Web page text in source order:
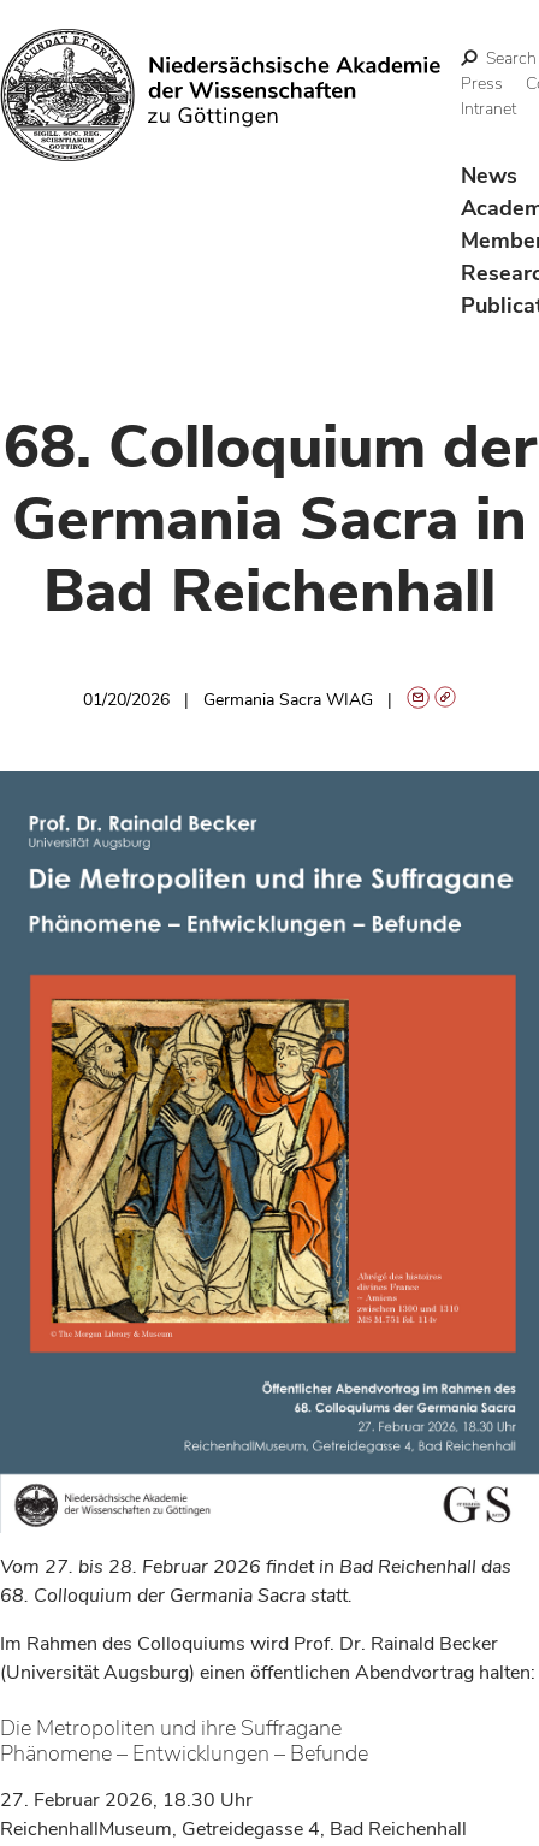
Search
Search
Press
Intranet
News
68. Colloquium der
Germania Sacra in
Bad Reichenhall
01/20/2026 Germania Sacra WIAG
Vom 27. bis 28. Februar 2026 findet in Bad Reichenhall das
68. Colloquium der Germania Sacra statt.
Im Rahmen des Colloquiums wird Prof. Dr. Rainald Becker
(Universität Augsburg) einen öffentlichen Abendvortrag halten:
Die Metropoliten und ihre Suffragane
Phänomene – Entwicklungen – Befunde
27. Februar 2026, 18.30 Uhr
ReichenhallMuseum, Getreidegasse 4, Bad Reichenhall